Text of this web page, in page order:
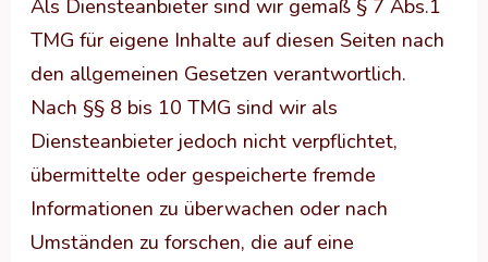
Als Diensteanbieter sind wir gemäß § 7 Abs.1
TMG für eigene Inhalte auf diesen Seiten nach
den allgemeinen Gesetzen verantwortlich.
Nach §§ 8 bis 10 TMG sind wir als
Diensteanbieter jedoch nicht verpflichtet,
übermittelte oder gespeicherte fremde
Informationen zu überwachen oder nach
Umständen zu forschen, die auf eine